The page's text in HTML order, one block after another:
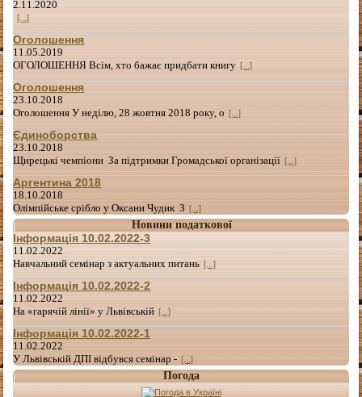
2.11.2020
[...]
Оголошення
11.05.2019
ОГОЛОШЕННЯ Всім, хто бажає придбати книгу [...]
Оголошення
23.10.2018
Оголошення У неділю, 28 жовтня 2018 року, о [...]
Єдиноборства
23.10.2018
Щирецькі чемпіони За підтримки Громадської організації [...]
Аргентина 2018
18.10.2018
Олімпійське срібло у Оксани Чудик З [...]
Новини податкової
Інформація 10.02.2022-3
11.02.2022
Навчальний семінар з актуальних питань [...]
Інформація 10.02.2022-2
11.02.2022
На «гарячій лінії» у Львівській [...]
Інформація 10.02.2022-1
11.02.2022
У Львівській ДПІ відбувся семінар - [...]
Погода